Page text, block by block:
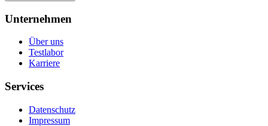
Unternehmen
Über uns
Testlabor
Karriere
Services
Datenschutz
Impressum